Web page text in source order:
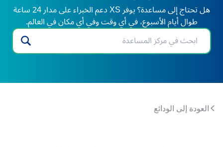
هل تحتاج إلى مساعدة؟ يوفر XS دعم الخبراء على مدار 24 ساعة
طوال أيام الأسبوع، في أي وقت وفي أي مكان في العالم.
العودة إلى الودائع